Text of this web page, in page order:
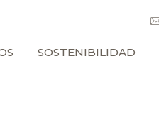
SOSTENIBILIDAD